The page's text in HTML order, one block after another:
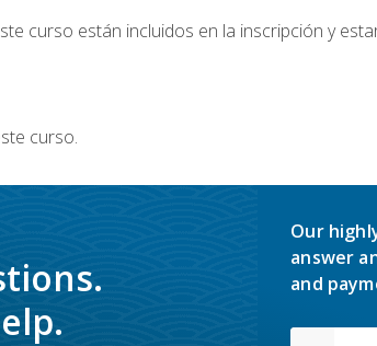
curso están incluidos en la inscripción y
curso.
Our
answer
and